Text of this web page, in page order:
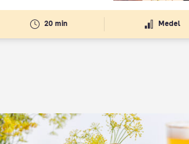
20 min Medel